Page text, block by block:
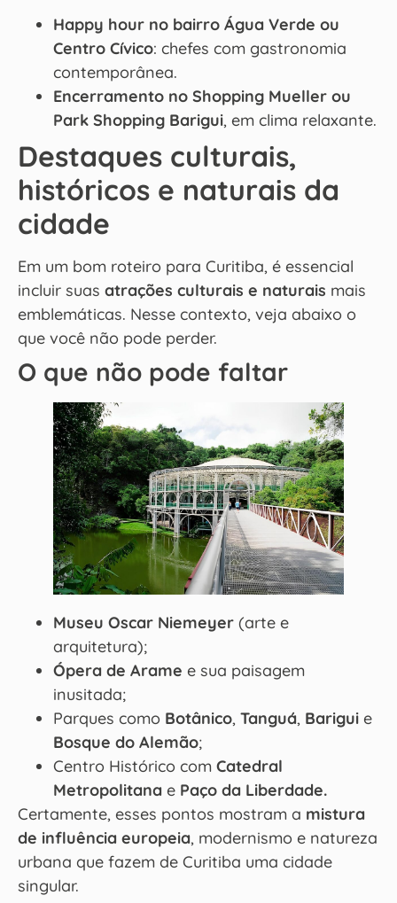
Happy hour no bairro Água Verde ou
Centro Cívico: chefes com gastronomia
contemporânea.
Encerramento no Shopping Mueller ou
Park Shopping Barigui, em clima relaxante.
Destaques culturais,
históricos e naturais da
cidade
Em um bom roteiro para Curitiba, é essencial
incluir suas atrações culturais e naturais mais
emblemáticas. Nesse contexto, veja abaixo o
que você não pode perder.
O que não pode faltar
Museu Oscar Niemeyer (arte e
arquitetura);
Ópera de Arame e sua paisagem
inusitada;
Parques como Botânico, Tanguá, Barigui e
Bosque do Alemão;
Centro Histórico com Catedral
Metropolitana e Paço da Liberdade.
Certamente, esses pontos mostram a mistura
de influência europeia, modernismo e natureza
urbana que fazem de Curitiba uma cidade
singular.